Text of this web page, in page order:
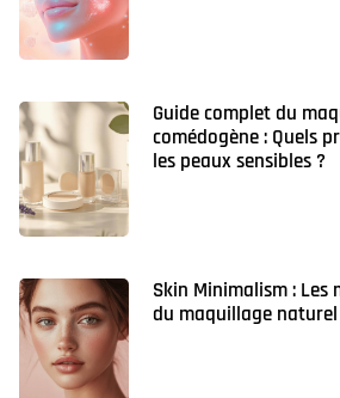
Guide complet du
comédogène : Quels
les peaux sensibles ?
Skin Minimalism : Les
du maquillage naturel